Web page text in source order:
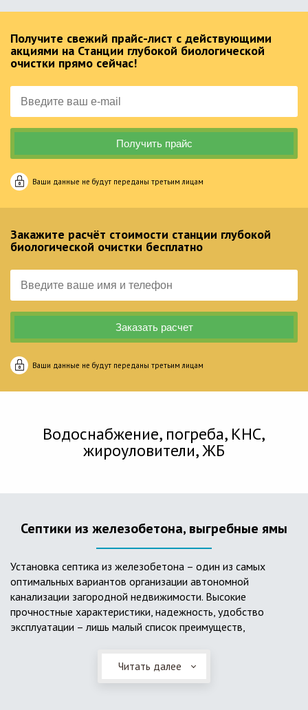
Получите свежий прайс-лист с действующими
акциями на Станции глубокой биологической
очистки прямо сейчас!
Ваши данные не будут переданы третьим лицам
Закажите расчёт стоимости станции глубокой
биологической очистки бесплатно
Ваши данные не будут переданы третьим лицам
Водоснабжение, погреба, КНС,
жироуловители, ЖБ
Септики из железобетона, выгребные ямы
Установка септика из железобетона – один из самых
оптимальных вариантов организации автономной
канализации загородной недвижимости. Высокие
прочностные характеристики, надежность, удобство
эксплуатации – лишь малый список преимуществ,
Он независим от источников электроэнергии, прост в
применении, и стоек к внешним механическим
Читать далее